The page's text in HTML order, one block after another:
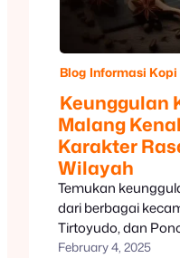
Blog Informasi Kopi
Keunggulan
Malang
Karakter
Wilayah
Temukan
dari berbagai
Tirtoyudo, dan
dengan rasa khas,
February 4, 2025